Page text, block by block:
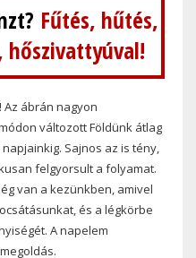
Fűtés, hűtés,
hőszivattyúval!
ábrán nagyon
változott Földünk átlag
Sajnos az is tény,
felgyorsult a folyamat.
van a kezünkben, amivel
és a légkörbe
A napelem